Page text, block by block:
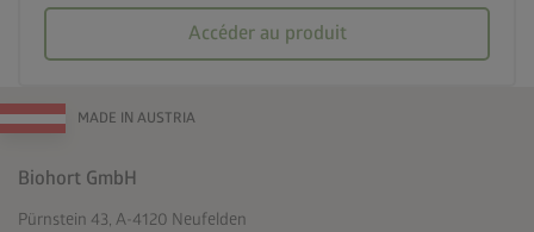
Accéder au produit
MADE IN AUSTRIA
Biohort GmbH
Pürnstein 43, A-4120 Neufelden